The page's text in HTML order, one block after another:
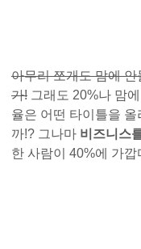
아무리 쪼개도 맘에
가! 그래도 20%나 맘
율은 어떤 타이틀을
까!? 그나마 비즈니스
한 사람이 40%에 가깝